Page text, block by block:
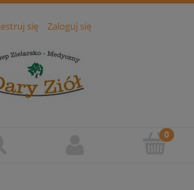
się Zaloguj się